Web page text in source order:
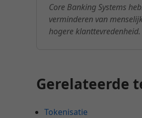
Core Banking Systems
verminderen van
hogere klanttevredenheid.
Gerelateerde
Tokenisatie